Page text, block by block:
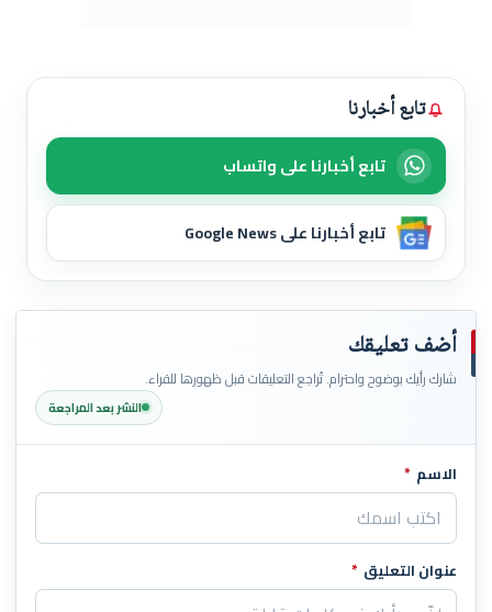
تابع أخبارنا
تابع أخبارنا على واتساب
تابع أخبارنا على Google News
أضف تعليقك
شارك رأيك بوضوح واحترام. تُراجع التعليقات قبل ظهورها للقراء.
النشر بعد المراجعة
اترك هذا الحقل فارغاً
الاسم *
عنوان التعليق *